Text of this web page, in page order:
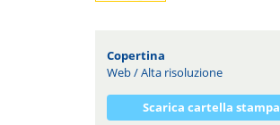
Copertina
Web/Alta risoluzione
Scarica cartella stampa